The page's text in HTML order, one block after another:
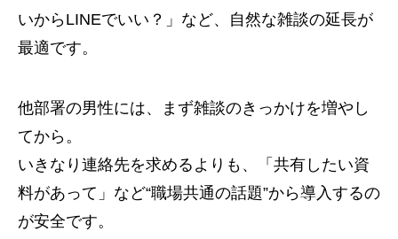
いからLINEでいい？」など、自然な雑談の延長が
最適です。
他部署の男性には、まず雑談のきっかけを増やし
てから。
いきなり連絡先を求めるよりも、「共有したい資
料があって」など“職場共通の話題”から導入するの
が安全です。